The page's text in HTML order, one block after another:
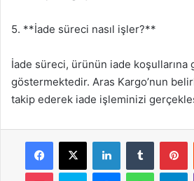
5. **İade süreci nasıl işler?**
İade süreci, ürünün iade koşullarına
göstermektedir. Aras Kargo’nun
takip ederek iade işleminizi
Facebook
X LinkedInTumblr
Pocket Skype Messenger